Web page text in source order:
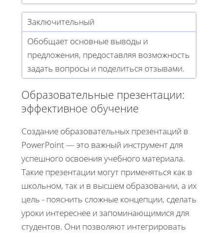
Заключительный
Обобщает основные выводы и
предложения, предоставляя возможность
задать вопросы и поделиться отзывами.
Образовательные презентации:
эффективное обучение
Создание образовательных презентаций в
PowerPoint — это важный инструмент для
успешного освоения учебного материала.
Такие презентации могут применяться как в
школьном, так и в высшем образовании, а их
цель - пояснить сложные концепции, сделать
уроки интереснее и запоминающимися для
студентов. Они позволяют интегрировать